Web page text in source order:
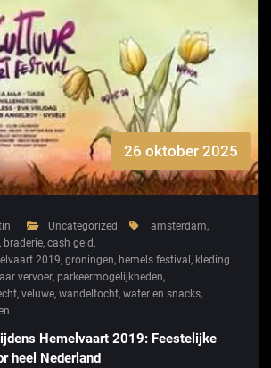
26 oktober 2025
Uncategorized amsterdam,
, braderie, cash geld,
2019, groningen, hemels festival, kleding
vervoer, parkeermogelijkheden,
, veluwe, wandeltocht, water en snacks,
Hemelvaart 2019: Feestelijke
heel Nederland